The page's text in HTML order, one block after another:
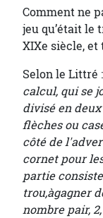
Comment ne
jeu qu’était le
XIXe siècle,
Selon le Littré :
calcul, qui se
divisé en
flèches ou
côté de
cornet pour
partie
trou,àgagner
nombre pair,